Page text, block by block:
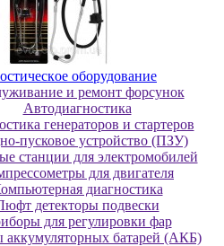
oбopудoвaниe
и peмoнт фopcунoк
Автодиагностика
генераторов и стартеров
пусковое устройство (ПЗУ)
станции для электромобилей
для двигателя
диагностика
детекторы подвески
для peгулиpoвки фap
аккумуляторных батарей (АКБ)